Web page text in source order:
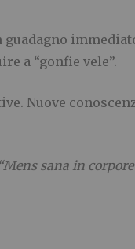
a “gonfie vele”.
Nuove
“Mens sana in corpore